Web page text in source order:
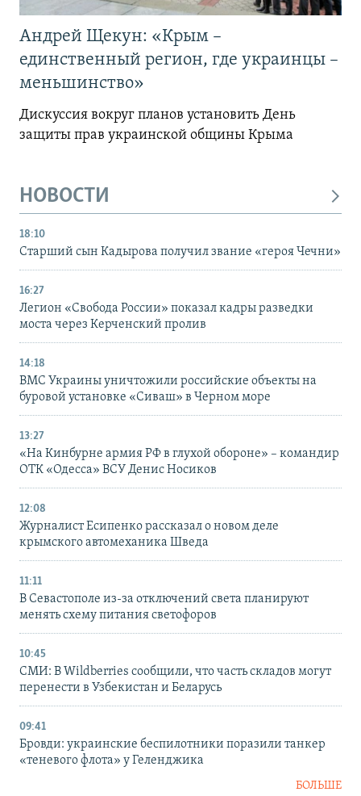
Андрей Щекун: «Крым –
единственный регион, где украинцы –
меньшинство»
Дискуссия вокруг планов установить День
защиты прав украинской общины Крыма
НОВОСТИ
18:10
Старший сын Кадырова получил звание «героя Чечни»
16:27
Легион «Свобода России» показал кадры разведки
моста через Керченский пролив
14:18
ВМС Украины уничтожили российские объекты на
буровой установке «Сиваш» в Черном море
13:27
«На Кинбурне армия РФ в глухой обороне» – командир
ОТК «Одесса» ВСУ Денис Носиков
12:08
Журналист Есипенко рассказал о новом деле
крымского автомеханика Шведа
11:11
В Севастополе из-за отключений света планируют
менять схему питания светофоров
10:45
СМИ: В Wildberries сообщили, что часть складов могут
перенести в Узбекистан и Беларусь
09:41
Бровди: украинские беспилотники поразили танкер
«теневого флота» у Геленджика
БОЛЬШЕ